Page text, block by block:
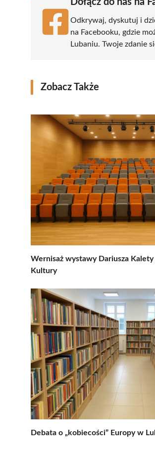
Odkrywaj, dyskutuj i
na Facebooku, gdzie
Lubaniu. Twoje zdanie
Zobacz Także
Wernisaż wystawy Dariusza
Kultury
Debata o „kobiecości” Europy w